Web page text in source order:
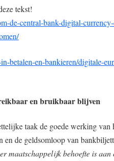
tekst!
de-central-bank-digital-
betalen-en-bankieren/digitale-
en bruikbaar blijven
taak de goede werking van
en de geldsomloop van
maatschappelijk behoefte is aan